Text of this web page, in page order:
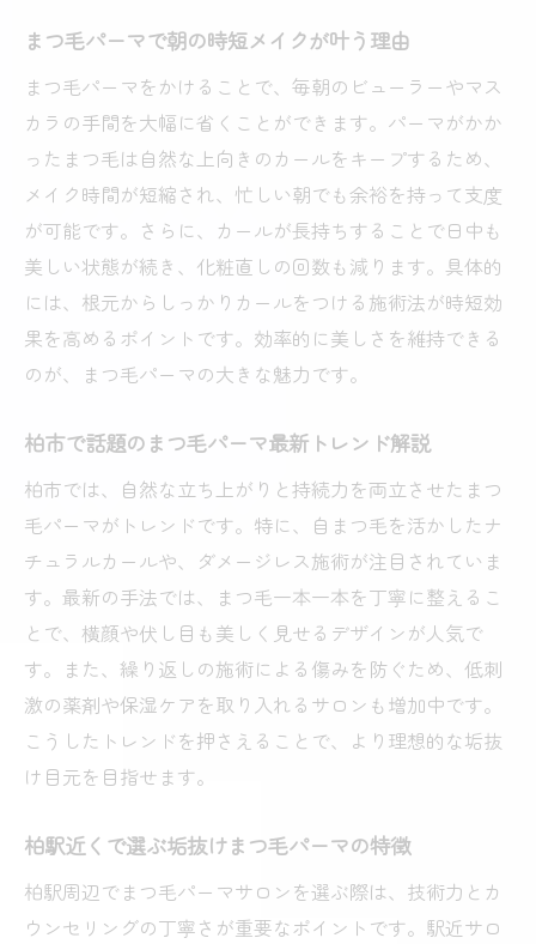
柏市で失敗しないまつ毛パーマ選びのコツ
まつ毛パーマの持続期間と選び方ポイント
柏駅周辺で人気のまつ毛パーマ最新情報
柏駅周辺で話題のまつ毛パーマ事情
人気のまつ毛パーマ柏駅エリアの特徴
柏駅近くで選ばれるまつ毛パーマ理由
柏駅周辺まつ毛パーマ利用者の体験談特集
駅近まつ毛パーマで叶う垢抜け目元の魅力
柏駅周辺でまつ毛パーマを選ぶメリット
まつ毛パーマでコスパを重視する選び方
学割やキャンペーンで賢くまつ毛パーマ活
用
柏市のまつ毛パーマ料金相場と選び方の工
夫
安くて質の良いまつ毛パーマの見極め方
まつ毛パーマでコストも理想も叶える方法
コスパ派必見のまつ毛パーマ柏市最新情報
美しい目元へ導くまつ毛パーマのポイント総ま
まつ毛パーマで目元を美しく仕上げる秘訣
垢抜けを叶えるまつ毛パーマの最終チェッ
ク
まつ毛パーマで朝の時短メイクが叶う理由
まつ毛パーマをかけることで、毎朝のビューラーやマス
カラの手間を大幅に省くことができます。パーマがかか
ったまつ毛は自然な上向きのカールをキープするため、
メイク時間が短縮され、忙しい朝でも余裕を持って支度
が可能です。さらに、カールが長持ちすることで日中も
美しい状態が続き、化粧直しの回数も減ります。具体的
には、根元からしっかりカールをつける施術法が時短効
果を高めるポイントです。効率的に美しさを維持できる
のが、まつ毛パーマの大きな魅力です。
柏市で話題のまつ毛パーマ最新トレンド解説
柏市では、自然な立ち上がりと持続力を両立させたまつ
毛パーマがトレンドです。特に、自まつ毛を活かしたナ
チュラルカールや、ダメージレス施術が注目されていま
す。最新の手法では、まつ毛一本一本を丁寧に整えるこ
とで、横顔や伏し目も美しく見せるデザインが人気で
す。また、繰り返しの施術による傷みを防ぐため、低刺
激の薬剤や保湿ケアを取り入れるサロンも増加中です。
こうしたトレンドを押さえることで、より理想的な垢抜
け目元を目指せます。
柏駅近くで選ぶ垢抜けまつ毛パーマの特徴
柏駅周辺でまつ毛パーマサロンを選ぶ際は、技術力とカ
ウンセリングの丁寧さが重要なポイントです。駅近サロ